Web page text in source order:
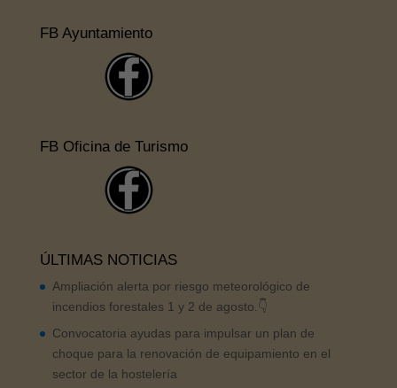
FB Ayuntamiento
FB Oficina de Turismo
ÚLTIMAS NOTICIAS
Ampliación alerta por riesgo meteorológico de
incendios forestales 1 y 2 de agosto.👇
Convocatoria ayudas para impulsar un plan de
choque para la renovación de equipamiento en el
sector de la hostelería